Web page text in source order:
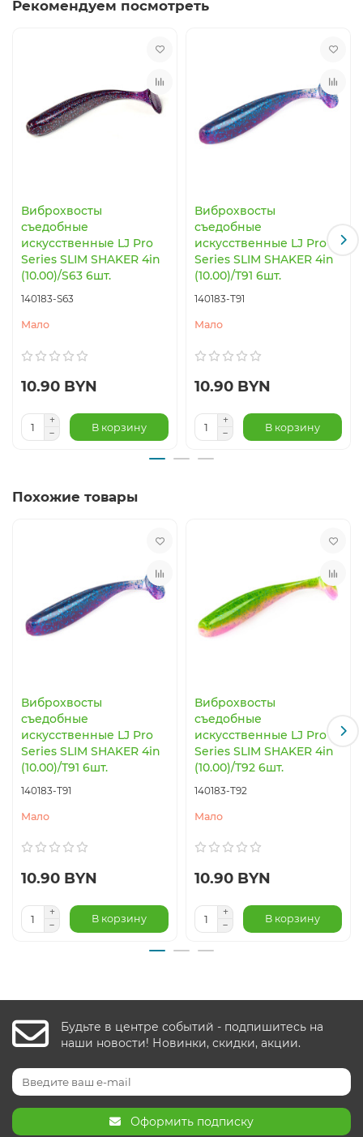
Рекомендуем посмотреть
Виброхвосты
съедобные
искусственные LJ Pro
Series SLIM SHAKER 4in
(10.00)/S63 6шт.
140183-S63
Мало
10.90 BYN
В корзину
Виброхвосты
съедобные
искусственные LJ Pro
Series SLIM SHAKER 4in
(10.00)/T91 6шт.
140183-T91
Мало
10.90 BYN
В корзину
Похожие товары
Виброхвосты
съедобные
искусственные LJ Pro
Series SLIM SHAKER 4in
(10.00)/T91 6шт.
140183-T91
Мало
10.90 BYN
В корзину
Виброхвосты
съедобные
искусственные LJ Pro
Series SLIM SHAKER 4in
(10.00)/T92 6шт.
140183-T92
Мало
10.90 BYN
В корзину
Будьте в центре событий - подпишитесь на
наши новости! Новинки, скидки, акции.
Оформить подписку